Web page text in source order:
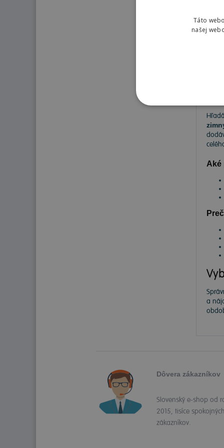
Aké
a
Dôvera zákazníkov
Slovenský e-shop od
2015, tisíce spokojných
zákazníkov.
Táto
našej